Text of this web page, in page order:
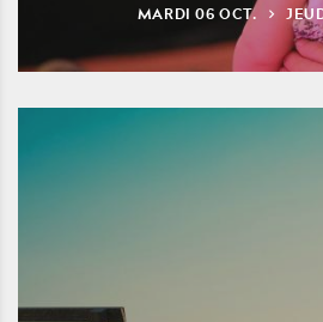
MARDI06OCT.